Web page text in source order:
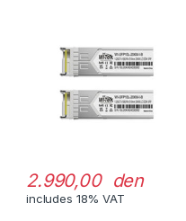
2.990,00 den
includes 18% VAT